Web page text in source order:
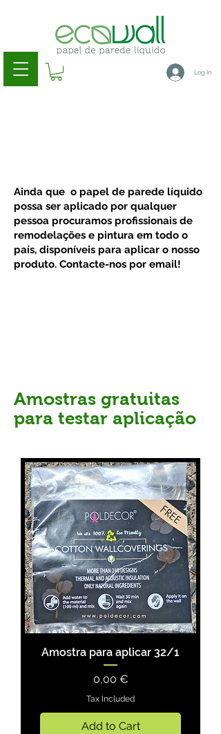
Log In
Ainda que o papel de parede líquido
possa ser aplicado por qualquer
pessoa procuramos profissionais de
remodelações e pintura em todo o
país, disponíveis para aplicar o nosso
produto. Contacte-nos por email!
Amostras gratuitas
para testar aplicação
Amostra para aplicar 32/1
Price
0,00 €
Tax Included
Add to Cart